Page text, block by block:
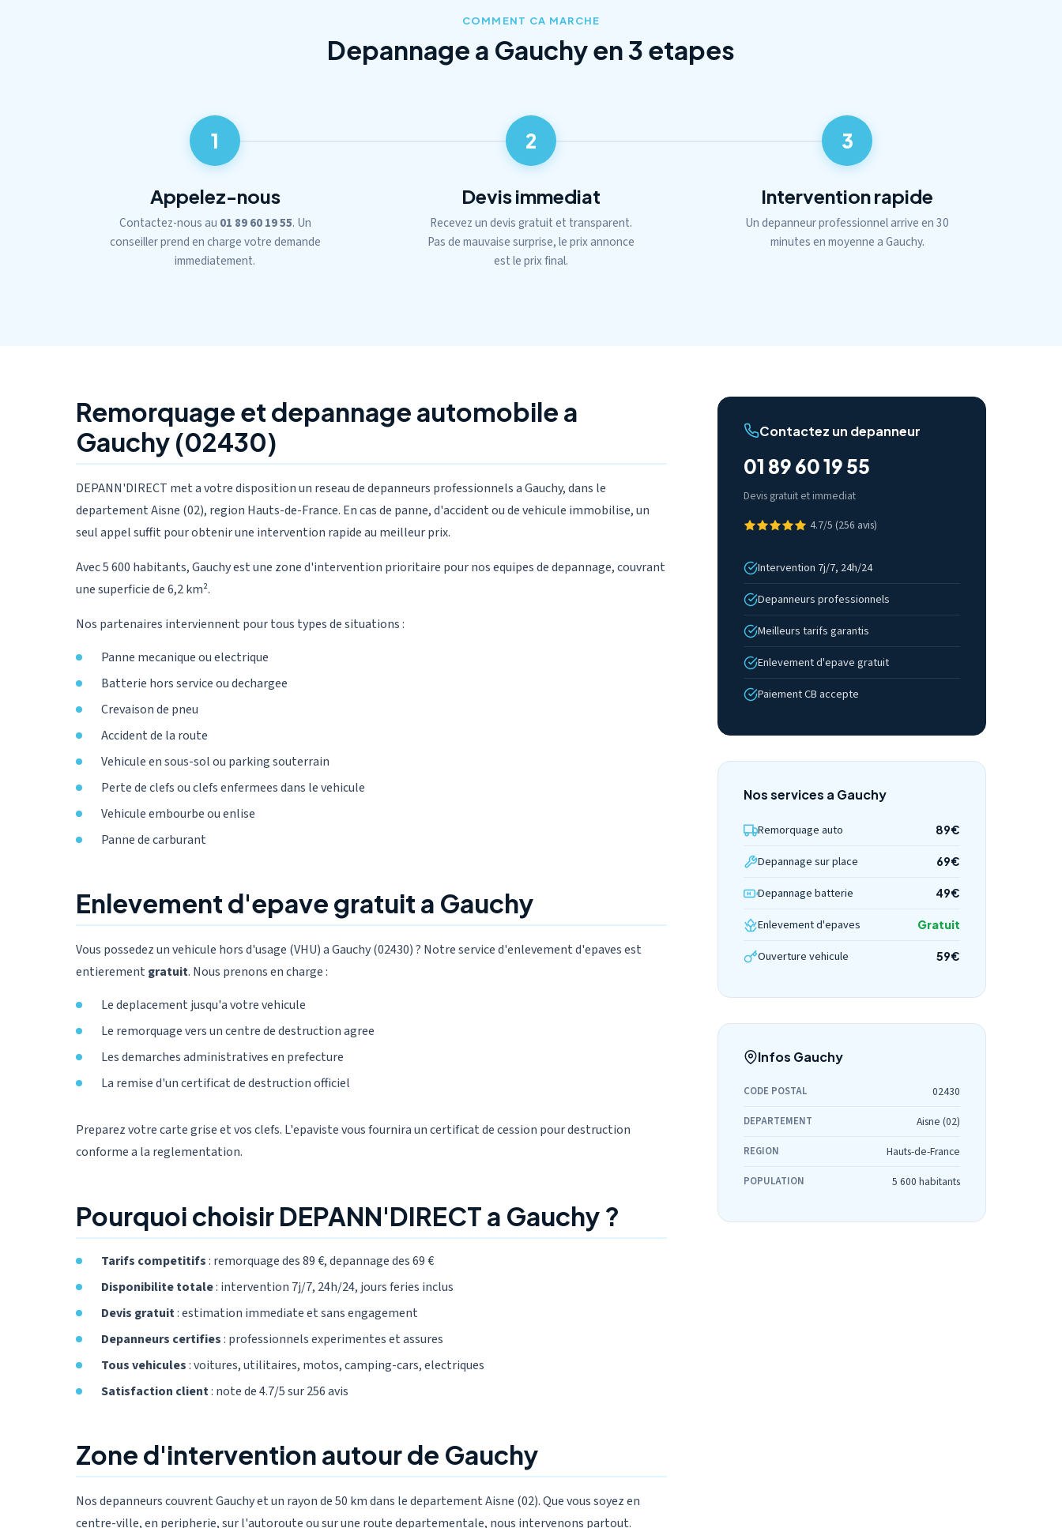
COMMENT CA MARCHE
Depannage a Gauchy en 3 etapes
1
Appelez-nous
Contactez-nous au 01 89 60 19 55. Un
conseiller prend en charge votre demande
immediatement.
2
Devis immediat
Recevez un devis gratuit et transparent.
Pas de mauvaise surprise, le prix annonce
est le prix final.
3
Intervention rapide
Un depanneur professionnel arrive en 30
minutes en moyenne a Gauchy.
Remorquage et depannage automobile a
Gauchy (02430)
DEPANN'DIRECT met a votre disposition un reseau de depanneurs professionnels a Gauchy, dans le
departement Aisne (02), region Hauts-de-France. En cas de panne, d'accident ou de vehicule immobilise, un
seul appel suffit pour obtenir une intervention rapide au meilleur prix.
Avec 5 600 habitants, Gauchy est une zone d'intervention prioritaire pour nos equipes de depannage, couvrant
une superficie de 6,2 km².
Nos partenaires interviennent pour tous types de situations :
Panne mecanique ou electrique
Batterie hors service ou dechargee
Crevaison de pneu
Accident de la route
Vehicule en sous-sol ou parking souterrain
Perte de clefs ou clefs enfermees dans le vehicule
Vehicule embourbe ou enlise
Panne de carburant
Enlevement d'epave gratuit a Gauchy
Vous possedez un vehicule hors d'usage (VHU) a Gauchy (02430) ? Notre service d'enlevement d'epaves est
entierement gratuit. Nous prenons en charge :
Le deplacement jusqu'a votre vehicule
Le remorquage vers un centre de destruction agree
Les demarches administratives en prefecture
La remise d'un certificat de destruction officiel
Preparez votre carte grise et vos clefs. L'epaviste vous fournira un certificat de cession pour destruction
conforme a la reglementation.
Pourquoi choisir DEPANN'DIRECT a Gauchy ?
Tarifs competitifs: remorquage des 89 €, depannage des 69 €
Disponibilite totale: intervention 7j/7, 24h/24, jours feries inclus
Devis gratuit: estimation immediate et sans engagement
Depanneurs certifies: professionnels experimentes et assures
Tous vehicules: voitures, utilitaires, motos, camping-cars, electriques
Satisfaction client: note de 4.7/5 sur 256 avis
Zone d'intervention autour de Gauchy
Nos depanneurs couvrent Gauchy et un rayon de 50 km dans le departement Aisne (02). Que vous soyez en
centre-ville, en peripherie, sur l'autoroute ou sur une route departementale, nous intervenons partout.
Contactez un depanneur
01 89 60 19 55
Devis gratuit et immediat
4.7/5 (256 avis)
Intervention 7j/7, 24h/24
Depanneurs professionnels
Meilleurs tarifs garantis
Enlevement d'epave gratuit
Paiement CB accepte
Nos services a Gauchy
Remorquage auto 89€
Depannage sur place 69€
Depannage batterie 49€
Enlevement d'epaves Gratuit
Ouverture vehicule 59€
Infos Gauchy
CODE POSTAL 02430
DEPARTEMENT Aisne (02)
REGION Hauts-de-France
POPULATION 5 600 habitants